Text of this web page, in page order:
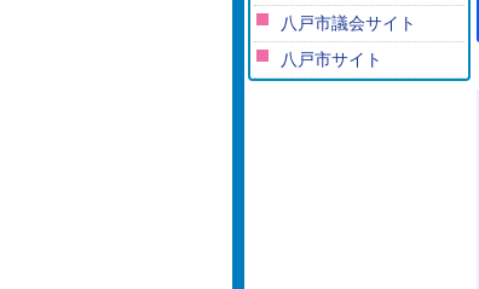
八戸市議会サイト
八戸市サイト